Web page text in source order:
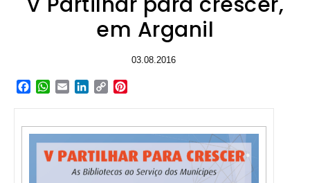
em Arganil
03.08.2016
Facebook
WhatsApp
EmailLinkedIn
Copy